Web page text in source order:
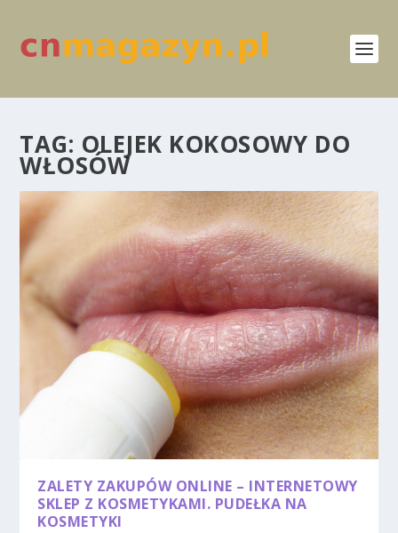
TAG: OLEJEK KOKOSOWY DO
WŁOSÓW
ZALETY ZAKUPÓW ONLINE – INTERNETOWY
SKLEP Z KOSMETYKAMI. PUDEŁKA NA
KOSMETYKI